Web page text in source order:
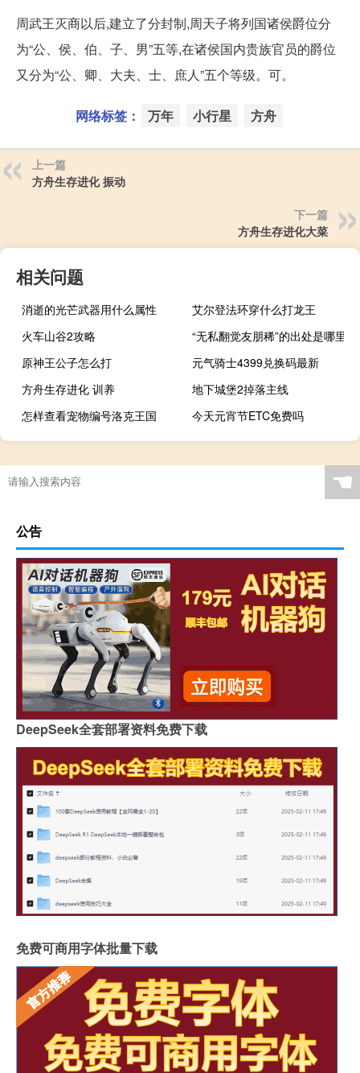
周武王灭商以后,建立了分封制,周天子将列国诸侯爵位分
为“公、侯、伯、子、男”五等,在诸侯国内贵族官员的爵位
又分为“公、卿、大夫、士、庶人”五个等级。可。
网络标签： 万年 小行星 方舟
上一篇
方舟生存进化 振动
下一篇
方舟生存进化大菜
相关问题
消逝的光芒武器用什么属性
艾尔登法环穿什么打龙王
火车山谷2攻略
“无私翻觉友朋稀”的出处是哪里
原神王公子怎么打
元气骑士4399兑换码最新
方舟生存进化 训养
地下城堡2掉落主线
怎样查看宠物编号洛克王国
今天元宵节ETC免费吗
☚
公告
DeepSeek全套部署资料免费下载
免费可商用字体批量下载